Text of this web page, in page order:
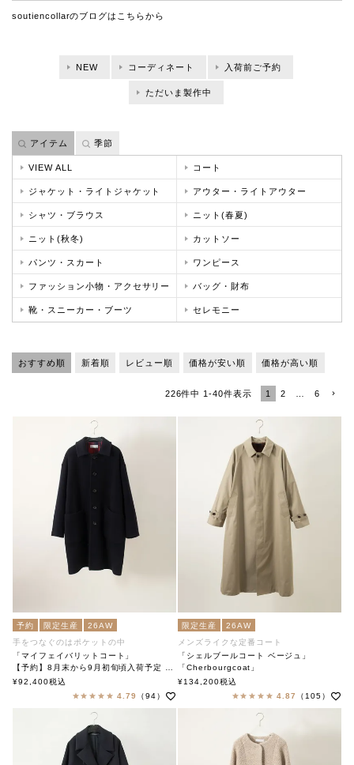
soutiencollarのブログは こちらから
アイテム 季節
NEW コーディネート 入荷前ご予約
ただいま製作中
VIEW ALL コート
ジャケット・ライトジャケット アウター・ライトアウター
シャツ・ブラウス ニット(春夏)
ニット(秋冬) カットソー
パンツ・スカート ワンピース
ファッション小物・アクセサリー バッグ・財布
靴・スニーカー・ブーツ セレモニー
おすすめ順 新着順 レビュー順 価格が安い順 価格が高い順
226件中 1-40件表示 1 2 6
予約 限定生産
26AW
手をつなぐのはポケットの中
「マイフェイバリットコート」
【予約】8月末から9月初旬頃入荷予定 「My Favorite Coat」
soutiencollar（ステンカラー）
¥92,400税込
4.79
（94）
限定生産
26AW
メンズライクな定番コート
「シェルブールコート ベージュ」
「Cherbourgcoat」
soutiencollar（ステンカラー）
¥134,200税込
4.87
（105）